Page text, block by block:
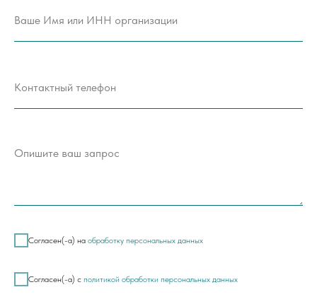
Согласен(-а) на обработку персональных данных
Согласен(-а) с политикой обработки персональных данных